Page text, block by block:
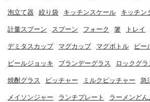
泡立て器 絞り袋 キッチンスケール キッチン
計量スプーン スプーン フォーク 箸 トレイ
デミタスカップ マグカップ マグボトル ビー
ビールジョッキ ブランデーグラス ロックグラ
焼酎グラス ピッチャー ミルクピッチャー 急
メイソンジャー ランチプレート ラーメンどん